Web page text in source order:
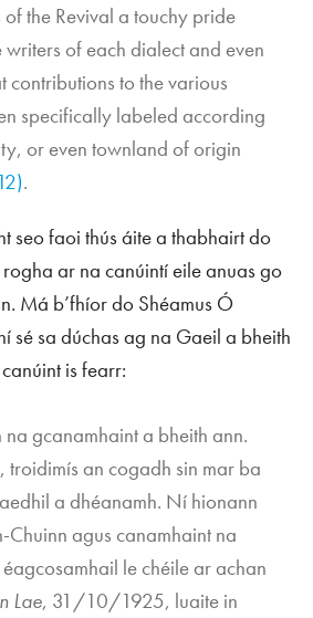
the Revival a touchy pride
of each dialect and even
contributions to the various
specifically labeled according
or even townland of origin
.
seo faoi thús áite a thabhairt do
ar na canúintí eile anuas go
Má b’fhíor do Shéamus Ó
sé sa dúchas ag na Gaeil a bheith
is fearr:
gcanamhaint a bheith ann.
troidimís an cogadh sin mar ba
a dhéanamh. Ní hionann
Chuinn agus canamhaint na
le chéile ar achan
Lae, 31/10/1925, luaite in